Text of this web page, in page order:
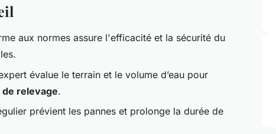
aux normes assure l'efficacité et la sécurité du
évalue le terrain et le volume d’eau pour
de relevage.
prévient les pannes et prolonge la durée de